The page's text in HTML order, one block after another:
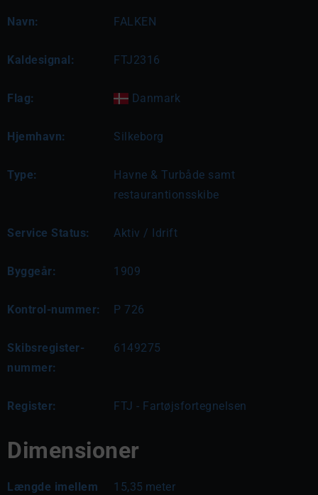
Navn: FALKEN
Kaldesignal: FTJ2316
Flag: Danmark
Hjemhavn: Silkeborg
Type:
Havne & Turbåde samt
restaurantionsskibe
Service Status: Aktiv / Idrift
Byggeår: 1909
Kontrol-nummer: P 726
Skibsregister-
nummer:
6149275
Register: FTJ - Fartøjsfortegnelsen
Dimensioner
Længde imellem 15,35 meter